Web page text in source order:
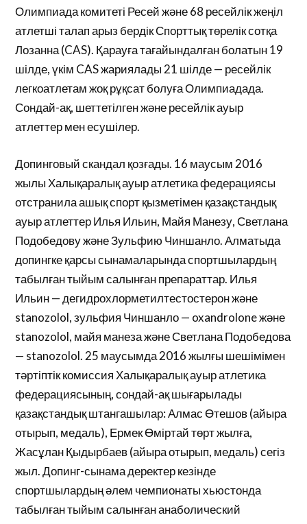
Олимпиада комитеті Ресей және 68 ресейлік жеңіл
атлетші талап арыз бердік Спорттық төрелік сотқа
Лозанна (CAS). Қарауға тағайындалған болатын 19
шілде, үкім CAS жариялады 21 шілде — ресейлік
легкоатлетам жоқ рұқсат болуға Олимпиадада.
Сондай-ақ, шеттетілген және ресейлік ауыр
атлеттер мен есушілер.
Допинговый скандал қозғады. 16 маусым 2016
жылы Халықаралық ауыр атлетика федерациясы
отстранила ашық спорт қызметімен қазақстандық
ауыр атлеттер Илья Ильин, Майя Манезу, Светлана
Подобедову және Зульфию Чиншанло. Алматыда
допингке қарсы сынамаларында спортшылардың
табылған тыйым салынған препараттар. Илья
Ильин — дегидрохлорметилтестостерон және
stanozolol, зульфия Чиншанло — oxandrolone және
stanozolol, майя манеза және Светлана Подобедова
— stanozolol. 25 маусымда 2016 жылғы шешімімен
тәртіптік комиссия Халықаралық ауыр атлетика
федерациясының, сондай-ақ шығарылады
қазақстандық штангашылар: Алмас Өтешов (айыра
отырып, медаль), Ермек Өміртай төрт жылға,
Жасұлан Қыдырбаев (айыра отырып, медаль) сегіз
жыл. Допинг-сынама деректер кезінде
спортшылардың әлем чемпионаты хьюстонда
табылған тыйым салынған анаболический